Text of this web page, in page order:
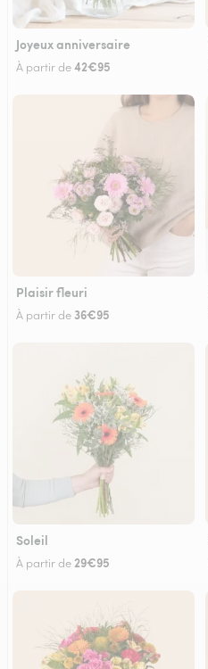
Joyeux anniversaire
À partir de42€95
Plaisir fleuri
À partir de 36€95
Soleil
À partir de29€95